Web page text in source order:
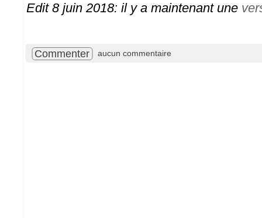
Edit 8 juin 2018: il y a maintenant une
Commenter aucun commentaire